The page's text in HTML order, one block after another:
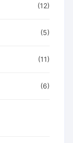
(12)
(5)
(11)
(6)